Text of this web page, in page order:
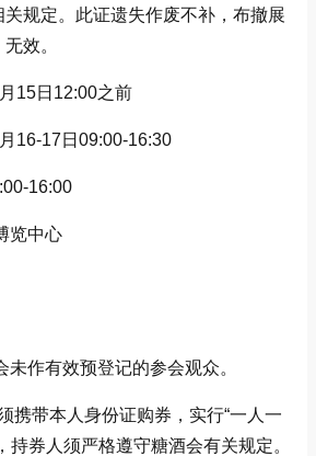
规定。此证遗失作废不补，布撤展
效。
15日12:00之前
16-17日09:00-16:30
16:00
览中心
作有效预登记的参会观众。
携带本人身份证购券，实行“一人一
持券人须严格遵守糖酒会有关规定。